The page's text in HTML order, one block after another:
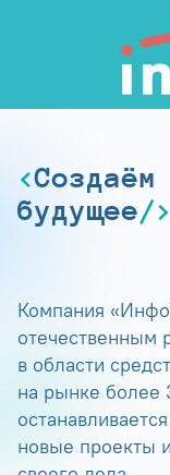
Создаём
будущее
Компания
отечественным
в области
на рынке более
новые проекты